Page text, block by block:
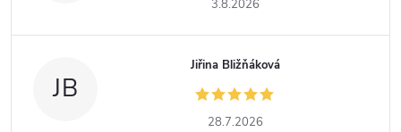
3.8.2026
JB
Jiřina Bližňáková
28.7.2026